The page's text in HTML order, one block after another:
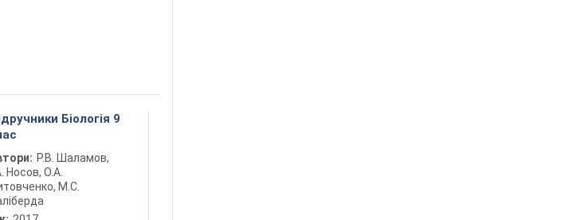
Біологія 9
Р.В. Шаламов,
Носов, О.А.
М.С.